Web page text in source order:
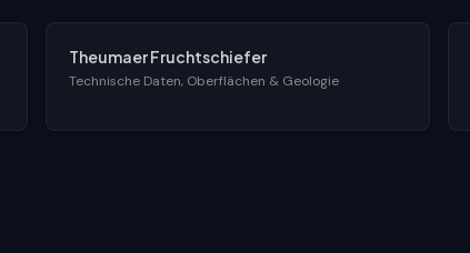
Theumaer Fruchtschiefer
Technische Daten, Oberflächen & Geologie